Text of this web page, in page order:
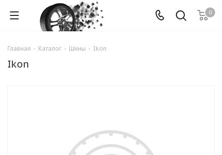
0
Главная - Каталог - Шины - Ikon
Ikon